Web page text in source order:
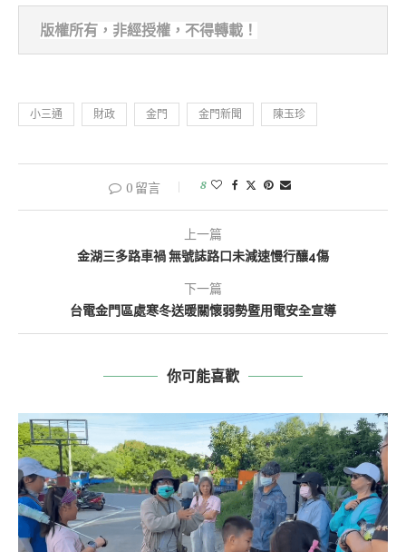
版權所有，非經授權，不得轉載！
小三通 財政 金門 金門新聞 陳玉珍
0 留言 8
上一篇
金湖三多路車禍 無號誌路口未減速慢行釀4傷
下一篇
台電金門區處寒冬送暖關懷弱勢暨用電安全宣導
你可能喜歡